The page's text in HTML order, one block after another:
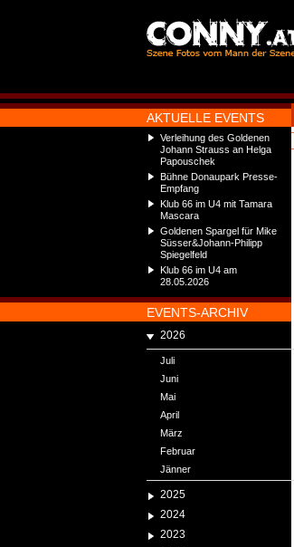
AKTUELLE EVENTS
Verleihung des Goldenen
Johann Strauss an Helga
Papouschek
Bühne Donaupark Presse-
Empfang
Klub 66 im U4 mit Tamara
Mascara
Goldenen Spargel für Mike
Süsser&Johann-Philipp
Spiegelfeld
Klub 66 im U4 am
28.05.2026
EVENTS-ARCHIV
2026
Juli
Juni
Mai
April
März
Februar
Jänner
2025
2024
2023